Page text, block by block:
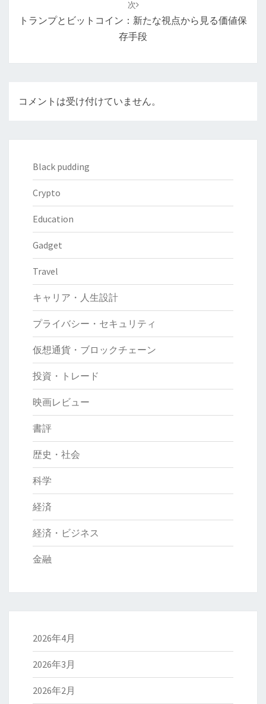
次
トランプとビットコイン：新たな視点から見る価値保
存手段
コメントは受け付けていません。
Black pudding
Crypto
Education
Gadget
Travel
キャリア・人生設計
プライバシー・セキュリティ
仮想通貨・ブロックチェーン
投資・トレード
映画レビュー
書評
歴史・社会
科学
経済
経済・ビジネス
金融
2026年4月
2026年3月
2026年2月